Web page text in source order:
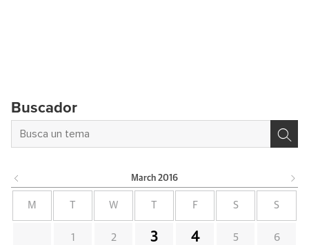
Buscador
March 2016
M W F S S
1 2 3 4 5 6